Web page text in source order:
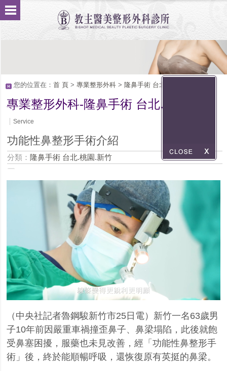
您的位置在： 首 頁> 專業整形外科> 隆鼻手術 台北.桃園.新竹
專業整形外科-隆鼻手術 台北.桃園.新竹
Service
功能性鼻整形手術介紹
分類： 隆鼻手術 台北.桃園.新竹
（中央社記者魯鋼駿新竹市25 日電）新竹一名 63歲男
子10年前因嚴重車禍撞歪鼻子、鼻梁塌陷，此後就飽
受鼻塞困擾，服藥也未見改善，經「功能性鼻整形手
術」後，終於能順暢呼吸，還恢復原有英挺的鼻梁。